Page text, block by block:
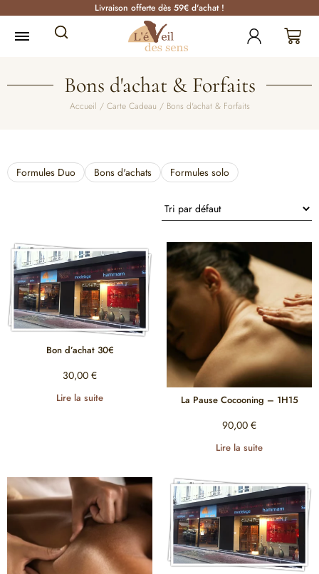
Livraison offerte dès 59€ d'achat !
Bons d'achat & Forfaits
Accueil / Carte Cadeau / Bons d'achat & Forfaits
Formules Duo Bons d'achats Formules solo
Bon d’achat 30€
30,00 €
Lire la suite La Pause Cocooning – 1H15
90,00 €
Lire la suite